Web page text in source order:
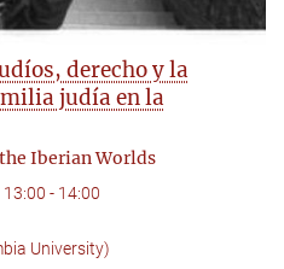
derecho y la
judía en la
Iberian Worlds
13:00 - 14:00
University)